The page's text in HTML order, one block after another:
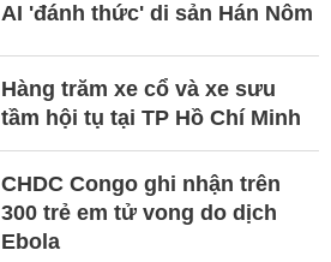
AI 'đánh thức' di sản Hán Nôm
Hàng trăm xe cổ và xe sưu
tầm hội tụ tại TP Hồ Chí Minh
CHDC Congo ghi nhận trên
300 trẻ em tử vong do dịch
Ebola